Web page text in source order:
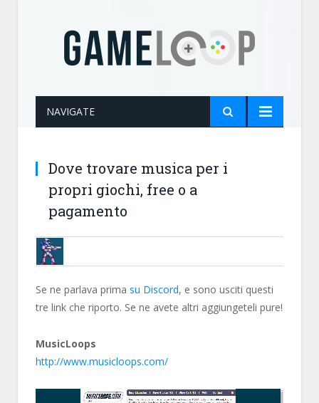
NAVIGATE
Dove trovare musica per i
propri giochi, free o a
pagamento
BRUNOB
Se ne parlava prima su Discord, e sono usciti questi
tre link che riporto. Se ne avete altri aggiungeteli pure!
MusicLoops
http://www.musicloops.com/